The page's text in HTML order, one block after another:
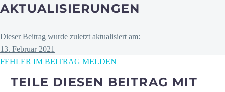
AKTUALISIERUNGEN
Dieser Beitrag wurde zuletzt aktualisiert am:
13. Februar 2021
FEHLER IM BEITRAG MELDEN
TEILE DIESEN BEITRAG MIT